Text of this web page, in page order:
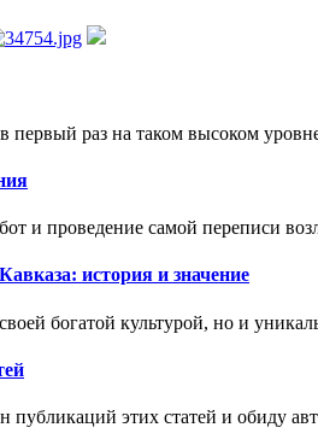
первый раз на таком высоком
и проведение самой переписи
история и значение
богатой культурой, но и
публикаций этих статей и обиду